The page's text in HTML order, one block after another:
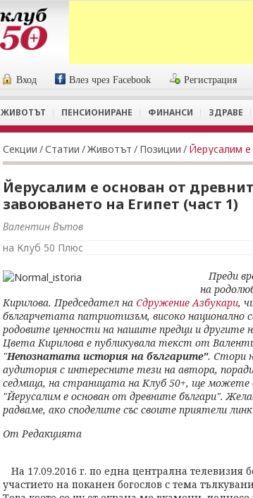
Вход Влез чрез Facebook Регистрация
ЖИВОТЪТ ПЕНСИОНИРАНЕ ФИНАНСИ ЗДРАВЕ
Секции /Статии /Животът / Позиции /
Йерусалим е основан от
завоюването на Египет (част 1)
Валентин Вътов
на Клуб 50 Плюс
Преди
на
Кирилова. Председател на Сдружение Азбукари,
българчетата патриотизъм, високо национално
родовите ценности на нашите предци и другите
Цвета Кирилова е публикувала текст от
"Непознатата история на българите". Стори
аудитория с интересните тези на автора,
седмица, на страницата на Клуб 50+, ще
"Йерусалим е основан от древните българи".
радваме, ако споделите със своите приятели
От Редакцията
На 17.09.2016 г. по една централна телевизия
участието на поканен богослов с тема